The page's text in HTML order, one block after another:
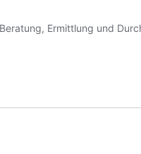
Ermittlung und